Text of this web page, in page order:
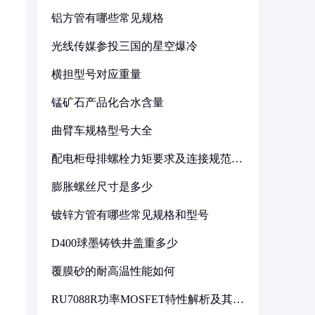
铝方管有哪些常见规格
光线传媒参投三国的星空爆冷
横担型号对应重量
锰矿石产品化合水含量
曲臂车规格型号大全
配电柜母排螺栓力矩要求及连接规范详
膨胀螺丝尺寸是多少
镀锌方管有哪些常见规格和型号
D400球墨铸铁井盖重多少
覆膜砂的耐高温性能如何
RU7088R功率MOSFET特性解析及其在